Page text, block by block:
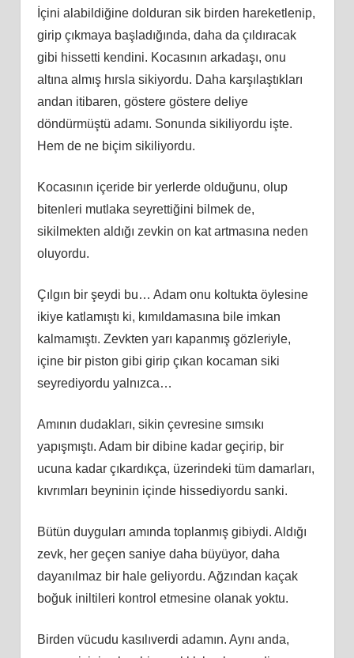
İçini alabildiğine dolduran sik birden hareketlenip,
girip çıkmaya başladığında, daha da çıldıracak
gibi hissetti kendini. Kocasının arkadaşı, onu
altına almış hırsla sikiyordu. Daha karşılaştıkları
andan itibaren, göstere göstere deliye
döndürmüştü adamı. Sonunda sikiliyordu işte.
Hem de ne biçim sikiliyordu.
Kocasının içeride bir yerlerde olduğunu, olup
bitenleri mutlaka seyrettiğini bilmek de,
sikilmekten aldığı zevkin on kat artmasına neden
oluyordu.
Çılgın bir şeydi bu… Adam onu koltukta öylesine
ikiye katlamıştı ki, kımıldamasına bile imkan
kalmamıştı. Zevkten yarı kapanmış gözleriyle,
içine bir piston gibi girip çıkan kocaman siki
seyrediyordu yalnızca…
Amının dudakları, sikin çevresine sımsıkı
yapışmıştı. Adam bir dibine kadar geçirip, bir
ucuna kadar çıkardıkça, üzerindeki tüm damarları,
kıvrımları beyninin içinde hissediyordu sanki.
Bütün duyguları amında toplanmış gibiydi. Aldığı
zevk, her geçen saniye daha büyüyor, daha
dayanılmaz bir hale geliyordu. Ağzından kaçak
boğuk iniltileri kontrol etmesine olanak yoktu.
Birden vücudu kasılıverdi adamın. Aynı anda,